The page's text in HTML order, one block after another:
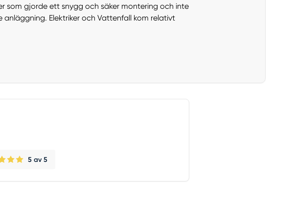
som gjorde ett snygg och säker montering och inte
Elektriker och Vattenfall kom relativt
5 av 5